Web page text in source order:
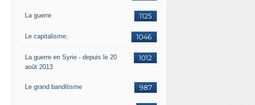
1125
La guerre
1046
Le capitalisme;
1012
La guerre en Syrie - depuis le 20
août 2013
987
Le grand banditisme